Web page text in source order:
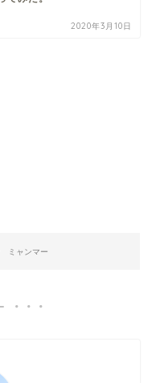
2020年3月10日
ミャンマー